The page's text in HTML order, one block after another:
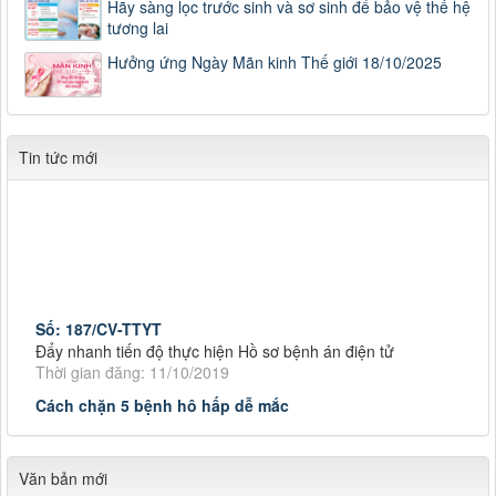
Hãy sàng lọc trước sinh và sơ sinh để bảo vệ thế hệ
tương lai
Hưởng ứng Ngày Mãn kinh Thế giới 18/10/2025
Tin tức mới
Số: 187/CV-TTYT
Đẩy nhanh tiến độ thực hiện Hồ sơ bệnh án điện tử
Thời gian đăng: 11/10/2019
Cách chặn 5 bệnh hô hấp dễ mắc
Cách chặn 5 bệnh hô hấp dễ mắc
Thời gian đăng: 11/10/2019
Tiếp tục tăng cường công tác lãnh, chỉ đạo phòng,
Văn bản mới